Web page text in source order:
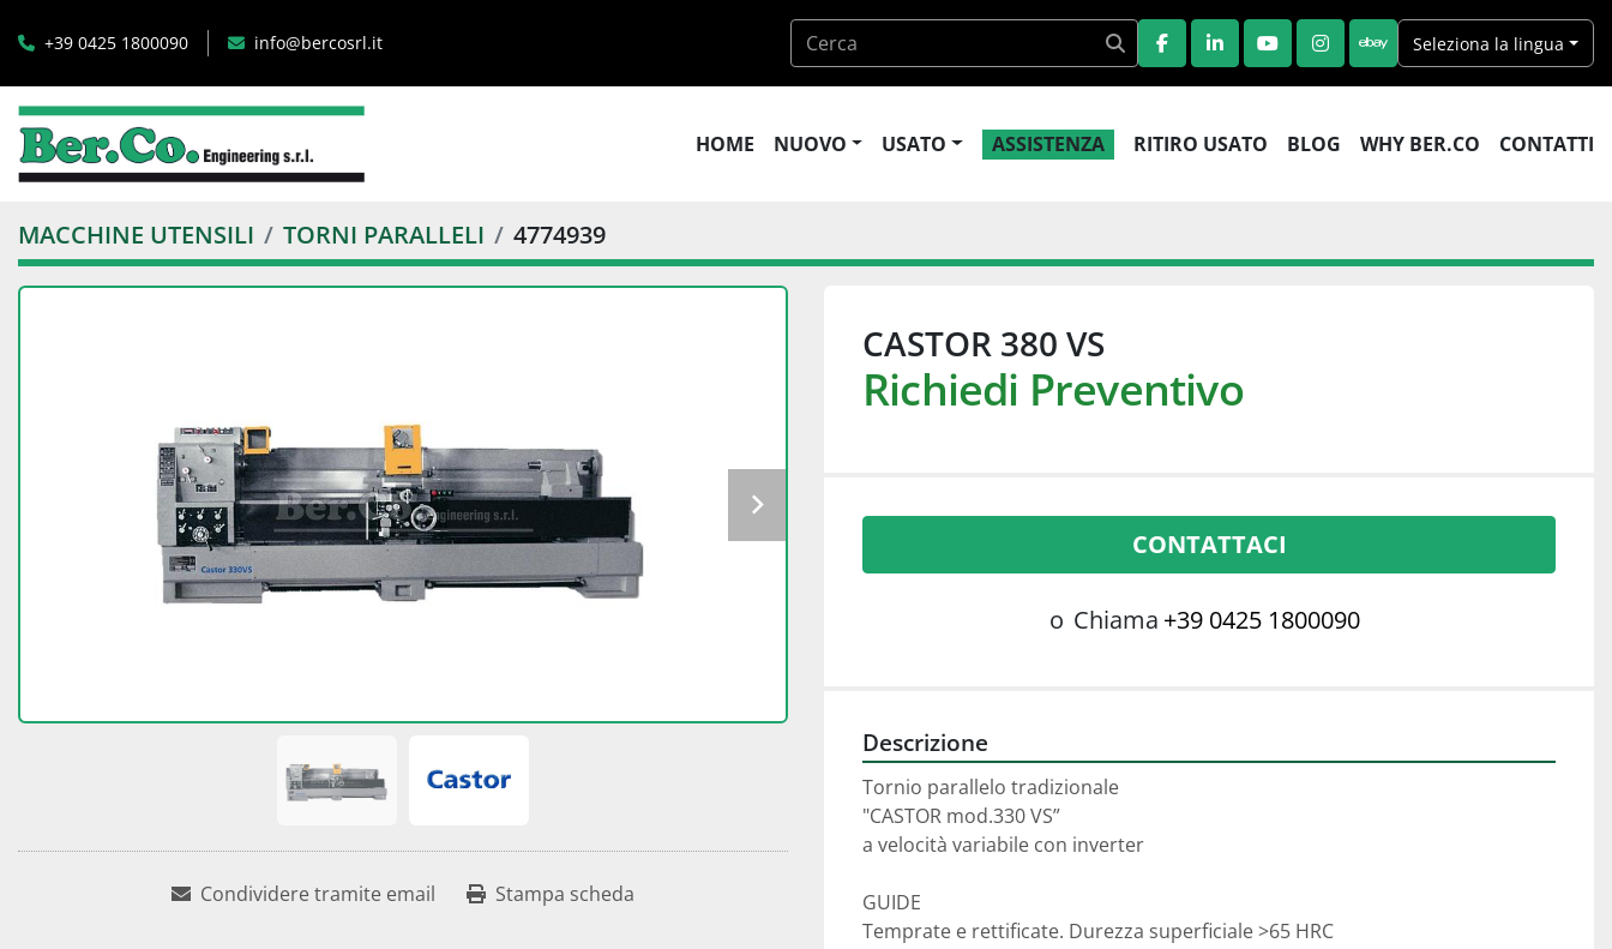
+39 0425 1800090 info@bercosrl.it FACEBOOK
LINKEDINYOUTUBEINSTAGRAM
EBAYSeleziona la lingua
HOME NUOVO USATO ASSISTENZA RITIRO USATO BLOG WHY BER.CO CONTATTI
MACCHINE UTENSILI TORNI PARALLELI 4774939
Condividere tramite email Stampa scheda
CASTOR 380 VS
Richiedi Preventivo
CONTATTACI
o Chiama +39 0425 1800090
Descrizione
Tornio parallelo tradizionale
"CASTOR mod.330 VS”
a velocità variabile con inverter
GUIDE
Temprate e rettificate. Durezza superficiale >65 HRC